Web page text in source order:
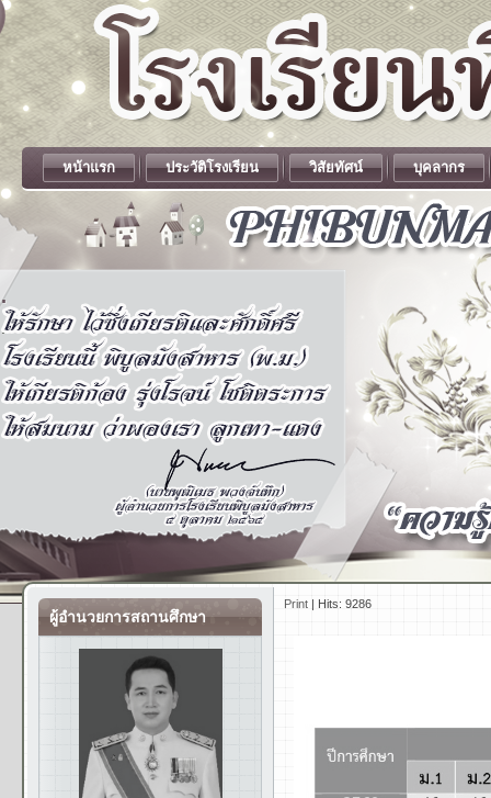
.
.
หน้าแรก ประวัติโรงเรียน วิสัยทัศน์ บุคลากร
ผู้อำนวยการสถานศึกษา
Print | Hits: 9286